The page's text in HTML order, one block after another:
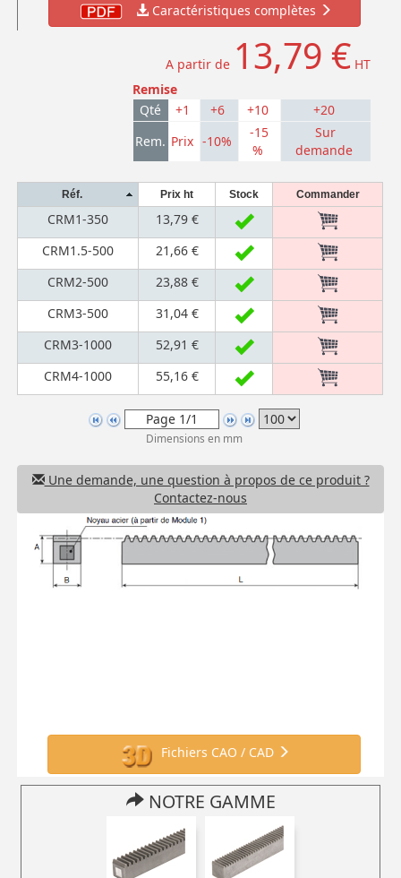
Caractéristiques complètes
A partir de 13,79 € HT
Remise
Qté
+1 +6 +10
+20
Rem. Prix -10%
-15
%
Sur
demande
Réf. Prix ht Stock Commander
CRM1-350
13,79 €
CRM1.5-500
21,66 €
CRM2-500
23,88 €
CRM3-500
31,04 €
CRM3-1000
52,91 €
CRM4-1000
55,16 €
Dimensions en mm
Une demande, une question à propos de ce produit ?
Contactez-nous
Fichiers CAO / CAD
NOTRE GAMME